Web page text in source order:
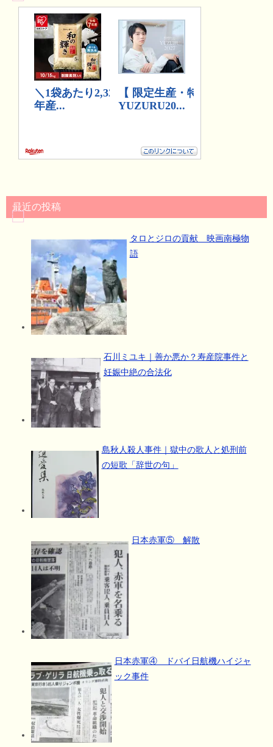
最近の投稿
タロとジロの貢献 映画南極物
語
石川ミユキ｜善か悪か？寿産院事件と
妊娠中絶の合法化
島秋人殺人事件｜獄中の歌人と処刑前
の短歌「辞世の句」
日本赤軍⑤ 解散
日本赤軍④ ドバイ日航機ハイジャ
ック事件